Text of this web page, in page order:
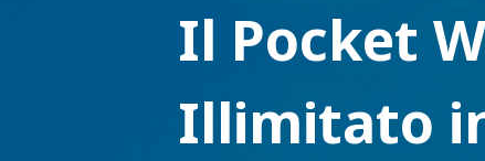
Il Pocket
Illimitato